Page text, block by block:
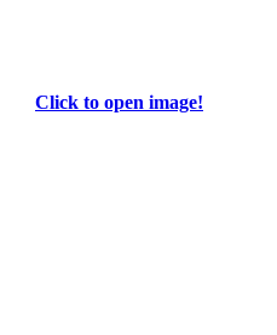
Click to open image!